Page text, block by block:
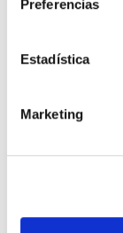
Preferencias
Estadística
Marketing
ERGYNUTRIL